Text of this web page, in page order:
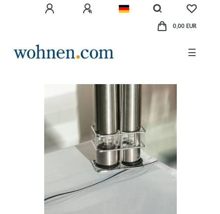
0,00 EUR
☰